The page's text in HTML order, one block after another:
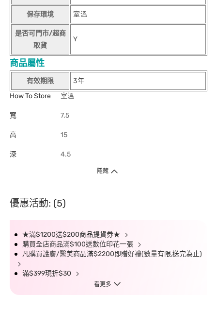
保存環境 室溫
是否可門市/超商
取貨
Y
商品屬性
有效期限
3年
How To Store
室溫
寬 7.5
高 15
深 4.5
隱藏
優惠活動: (5)
★滿$1200送$200商品提貨券★
購買全店商品滿$100送數位印花一張
凡購買護膚/醫美商品滿$2200即贈好禮(數量有限,送完為止)
滿$399現折$30
看更多